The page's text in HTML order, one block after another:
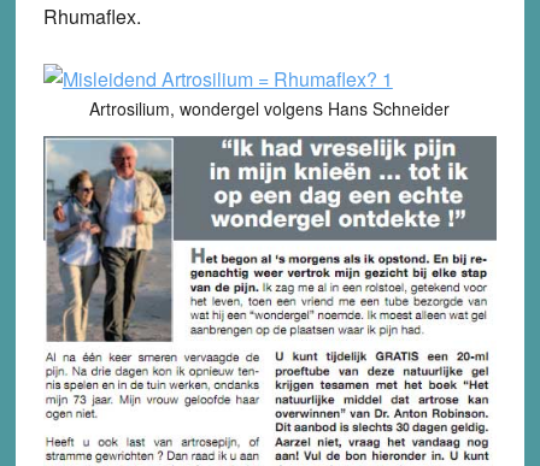
Rhumaflex.
Artrosilium, wondergel volgens Hans Schneider